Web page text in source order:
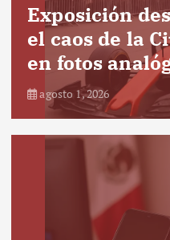
Exposición
el caos de la
en fotos
agosto 1, 2026